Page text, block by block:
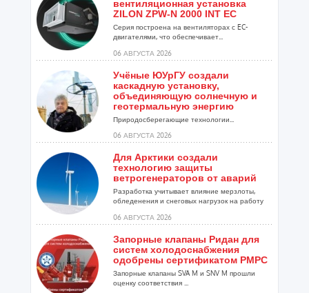
вентиляционная установка
ZILON ZPW-N 2000 INT EC
Серия построена на вентиляторах с EC-
двигателями, что обеспечивает...
06 АВГУСТА 2026
Учёные ЮУрГУ создали
каскадную установку,
объединяющую солнечную и
геотермальную энергию
Природосберегающие технологии...
06 АВГУСТА 2026
Для Арктики создали
технологию защиты
ветрогенераторов от аварий
Разработка учитывает влияние мерзлоты,
обледенения и снеговых нагрузок на работу
06 АВГУСТА 2026
Запорные клапаны Ридан для
систем холодоснабжения
одобрены сертификатом РМРС
Запорные клапаны SVA M и SNV M прошли
оценку соответствия ...